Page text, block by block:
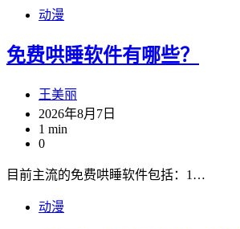
动漫
免费哄睡软件有哪些？
王美丽
2026年8月7日
1 min
0
目前主流的免费哄睡软件包括：1…
动漫